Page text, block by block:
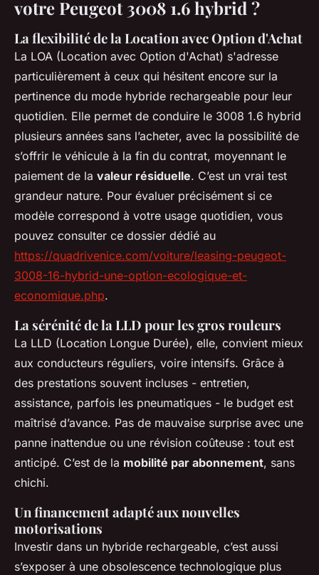
votre Peugeot 3008 1.6 hybrid ?
La flexibilité de la Location avec Option d'Achat
La LOA (Location avec Option d'Achat) s'adresse
particulièrement à ceux qui hésitent encore sur la
pertinence du mode hybride rechargeable pour leur
quotidien. Elle permet de conduire le 3008 1.6 hybrid
plusieurs années sans l’acheter, avec la possibilité de
s’offrir le véhicule à la fin du contrat, moyennant le
paiement de la valeur résiduelle. C’est un vrai test
grandeur nature. Pour évaluer précisément si ce
modèle correspond à votre usage quotidien, vous
pouvez consulter ce dossier dédié au
https://quadrivenice.com/voiture/leasing-peugeot-
3008-16-hybrid-une-option-ecologique-et-
economique.php.
La sérénité de la LLD pour les gros rouleurs
La LLD (Location Longue Durée), elle, convient mieux
aux conducteurs réguliers, voire intensifs. Grâce à
des prestations souvent incluses - entretien,
assistance, parfois les pneumatiques - le budget est
maîtrisé d’avance. Pas de mauvaise surprise avec une
panne inattendue ou une révision coûteuse : tout est
anticipé. C’est de la mobilité par abonnement, sans
chichi.
Un financement adapté aux nouvelles
motorisations
Investir dans un hybride rechargeable, c’est aussi
s’exposer à une obsolescence technologique plus